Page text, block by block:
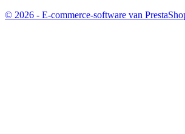
© 2026 - E-commerce-software van